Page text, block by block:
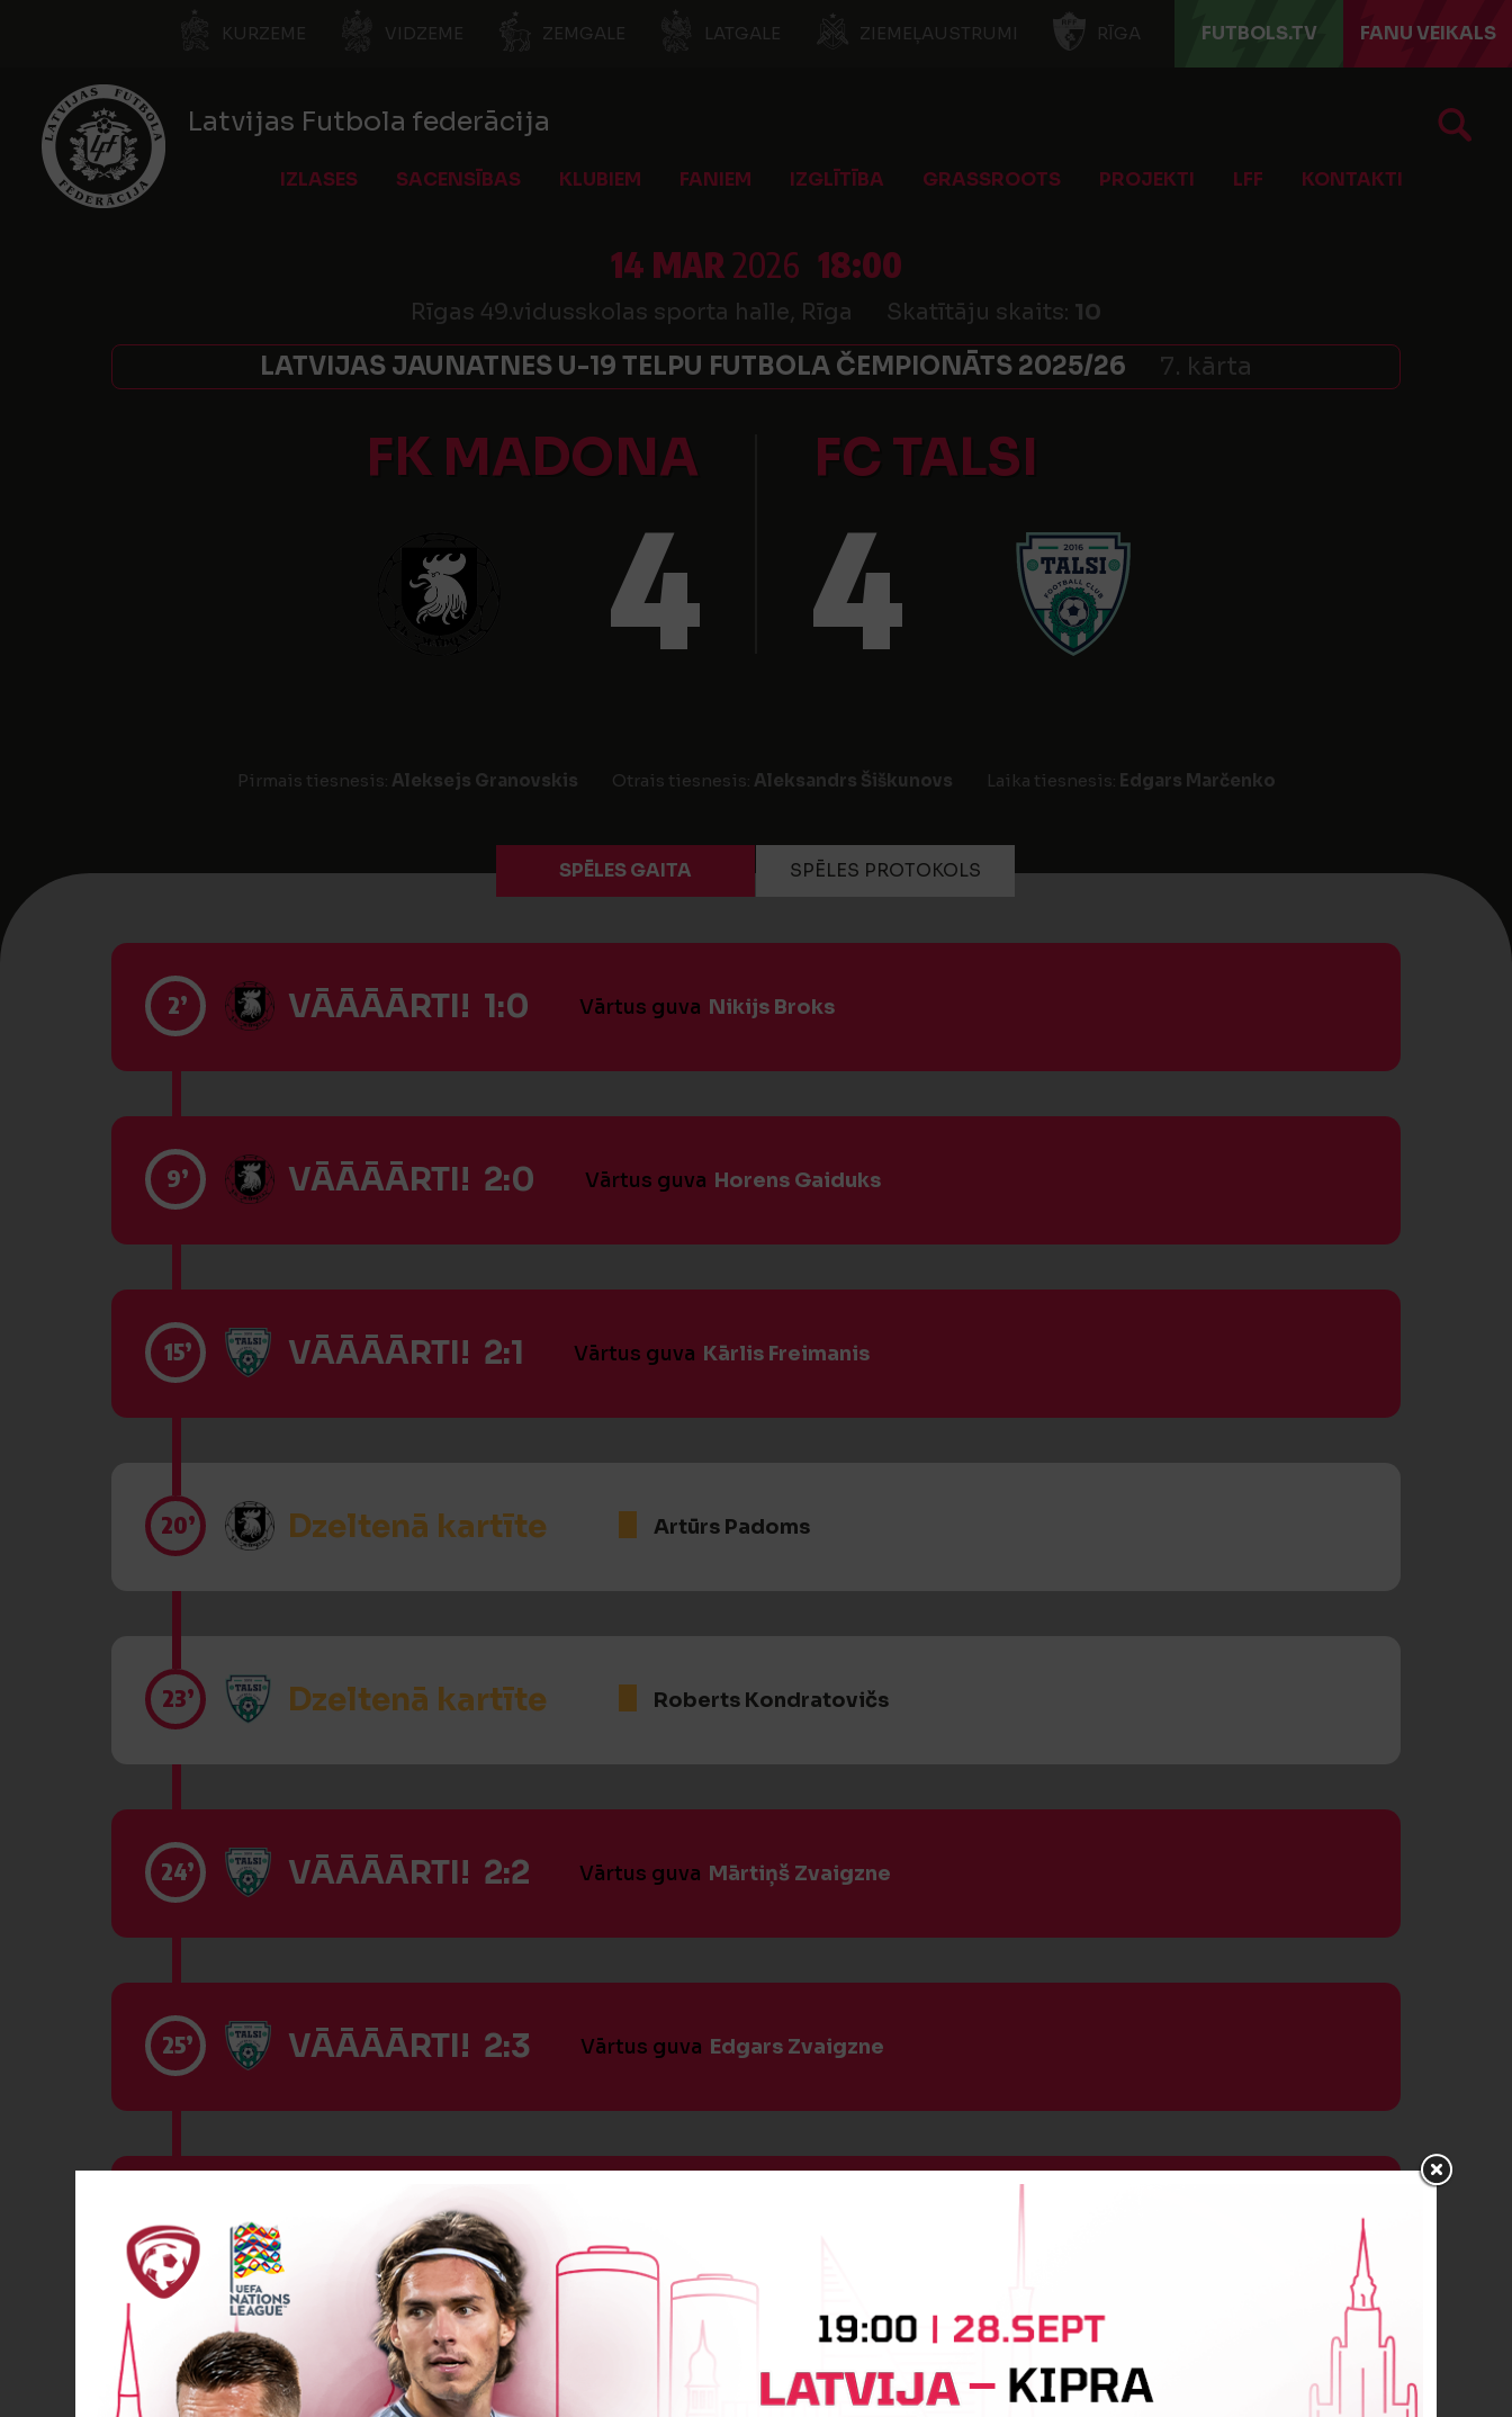
KURZEME VIDZEME ZEMGALE LATGALE ZIEMEĻAUSTRUMI RĪGA FUTBOLS.TV FANU VEIKALS
Latvijas Futbola federācija
IZLASES SACENSĪBAS KLUBIEM FANIEM IZGLĪTĪBA GRASSROOTS PROJEKTI LFF KONTAKTI
14 MAR2026 18:00
Rīgas 49.vidusskolas sporta halle, Rīga Skatītāju skaits: 10
LATVIJAS JAUNATNES U-19 TELPU FUTBOLA ČEMPIONĀTS 2025/26 7. kārta
FK MADONA FC TALSI
4 4
Pirmais tiesnesis: Aleksejs Granovskis Otrais tiesnesis: Aleksandrs Šiškunovs Laika tiesnesis: Edgars Marčenko
SPĒLES GAITA SPĒLES PROTOKOLS
2’ VĀĀĀĀRTI! 1:0 Vārtus guva Nikijs Broks
9’ VĀĀĀĀRTI! 2:0 Vārtus guva Horens Gaiduks
15’ VĀĀĀĀRTI! 2:1 Vārtus guva Kārlis Freimanis
20’ Dzeltenā kartīte Artūrs Padoms
23’ Dzeltenā kartīte Roberts Kondratovičs
24’ VĀĀĀĀRTI! 2:2 Vārtus guva Mārtiņš Zvaigzne
25’ VĀĀĀĀRTI! 2:3 Vārtus guva Edgars Zvaigzne
27’ VĀĀĀĀRTI! 3:3
35’ Dzeltenā kartīte Ratmirs Pirijevs